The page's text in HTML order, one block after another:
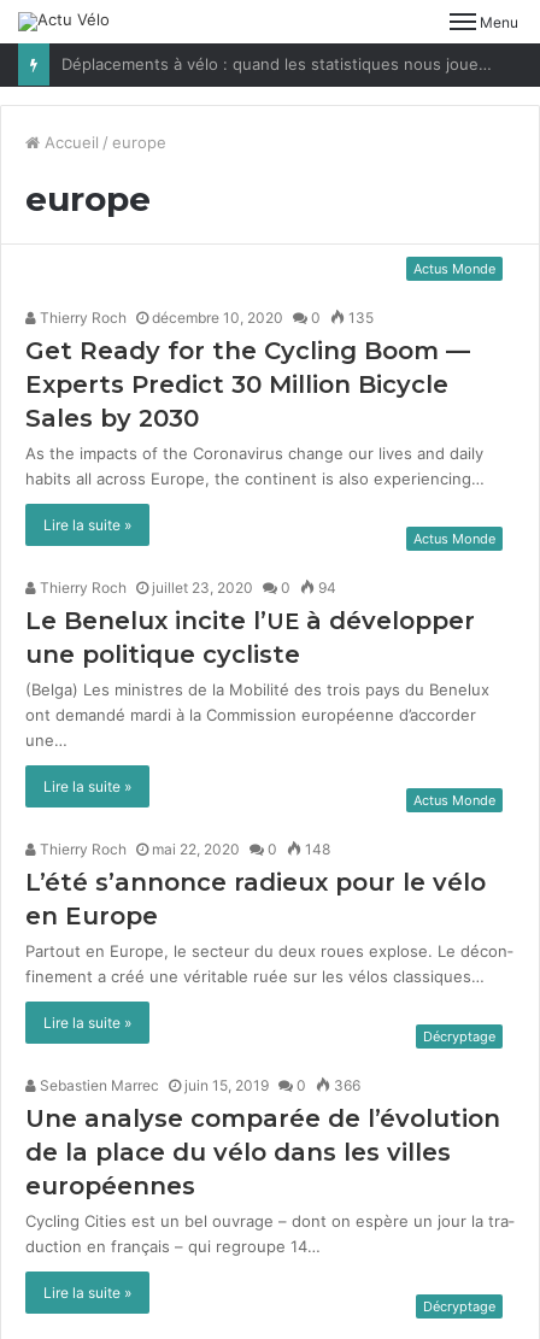
Menu
Déplacements à vélo : quand les statistiques nous jouent des tours
Accueil / europe
europe
Actus Monde
Thierry Roch décembre 10, 2020 0 135
Get Ready for the Cycling Boom —
Experts Predict 30 Million Bicycle
Sales by 2030
As the impacts of the Coronavirus change our lives and daily
habits all across Europe, the continent is also experiencing…
Lire la suite »
Actus Monde
Thierry Roch juillet 23, 2020 0 94
Le Benelux incite l’UE à développer
une politique cycliste
(Bel­ga) Les min­istres de la Mobil­ité des trois pays du Benelux
ont demandé mar­di à la Com­mis­sion européenne d’accorder
une…
Lire la suite »
Actus Monde
Thierry Roch mai 22, 2020 0 148
L’été s’annonce radieux pour le vélo
en Europe
Partout en Europe, le secteur du deux roues explose. Le décon­
fine­ment a créé une véri­ta­ble ruée sur les vélos clas­siques…
Lire la suite »
Décryptage
Sebastien Marrec juin 15, 2019 0 366
Une analyse comparée de l’évolution
de la place du vélo dans les villes
européennes
Cycling Cities est un bel ouvrage – dont on espère un jour la tra­
duc­tion en français – qui regroupe 14…
Lire la suite »
Décryptage